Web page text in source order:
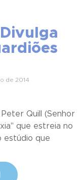
de 2014
Quill (Senhor
que estreia no
estúdio que